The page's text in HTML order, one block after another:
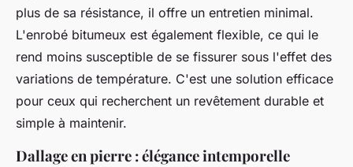
plus de sa résistance, il offre un entretien minimal.
L'enrobé bitumeux est également flexible, ce qui le
rend moins susceptible de se fissurer sous l'effet des
variations de température. C'est une solution efficace
pour ceux qui recherchent un revêtement durable et
simple à maintenir.
Dallage en pierre : élégance intemporelle